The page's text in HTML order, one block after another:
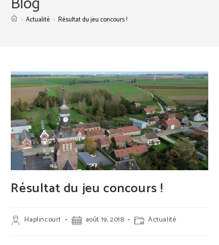
> Actualité > Résultat du jeu concours !
Résultat du jeu concours !
Auteur/autrice
de
Haplincourt
Publication
publiée :
août 19, 2018
Post Actualité